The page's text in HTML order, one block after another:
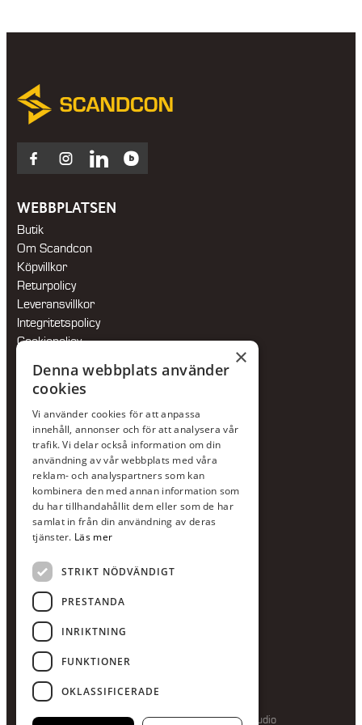
Facebook
Instagram
LinkedInBlocket
WEBBPLATSEN
Butik
Om Scandcon
Köpvillkor
Returpolicy
Leveransvillkor
Integritetspolicy
Cookiepolicy
Jour:073-36 88 87 0
Växel:020-120 29 00
E-post:info@scandcon.se
BESÖKSADRESS
Backagårdsgatan 9
511 57 Kinna
UPPGIFTER
Orgnummer
559375-8161
Swishnummer
123-615 05 28
Producerad av Gota Media Brand Studio
×
Denna webbplats använder
cookies
Vi använder cookies för att anpassa
innehåll, annonser och för att analysera vår
trafik. Vi delar också information om din
användning av vår webbplats med våra
reklam- och analyspartners som kan
kombinera den med annan information som
du har tillhandahållit dem eller som de har
samlat in från din användning av deras
tjänster. Läs mer
STRIKT NÖDVÄNDIGT
PRESTANDA
INRIKTNING
FUNKTIONER
OKLASSIFICERADE